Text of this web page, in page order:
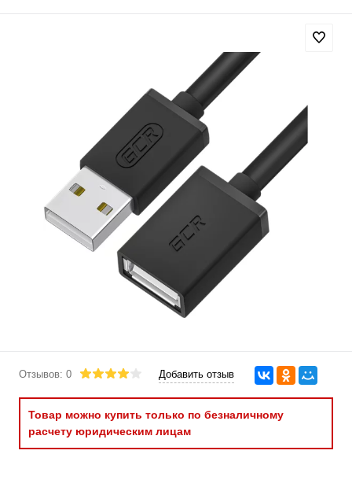
Отзывов: 0 Добавить отзыв
Товар можно купить только по безналичному
расчету юридическим лицам